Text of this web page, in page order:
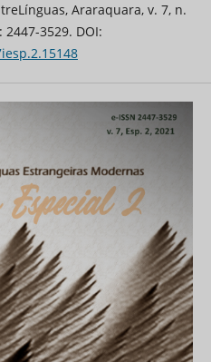
Araraquara, v. 7, n.
2447-3529. DOI: